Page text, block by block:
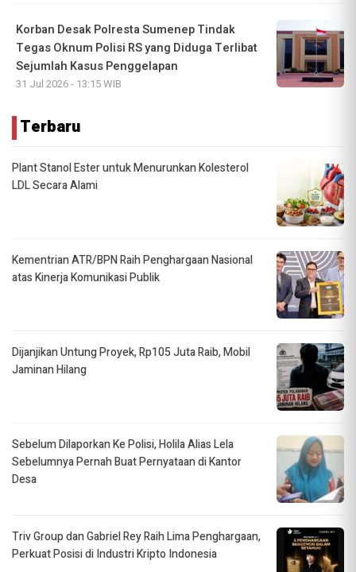
Korban Desak Polresta Sumenep Tindak
Tegas Oknum Polisi RS yang Diduga Terlibat
Sejumlah Kasus Penggelapan
31 Jul 2026 - 13:15 WIB
Terbaru
Plant Stanol Ester untuk Menurunkan Kolesterol
LDL Secara Alami
Kementrian ATR/BPN Raih Penghargaan Nasional
atas Kinerja Komunikasi Publik
Dijanjikan Untung Proyek, Rp105 Juta Raib, Mobil
Jaminan Hilang
Sebelum Dilaporkan Ke Polisi, Holila Alias Lela
Sebelumnya Pernah Buat Pernyataan di Kantor
Desa
Triv Group dan Gabriel Rey Raih Lima Penghargaan,
Perkuat Posisi di Industri Kripto Indonesia